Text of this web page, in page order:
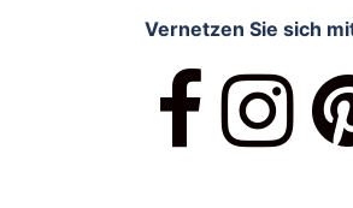
Vernetzen Sie sich